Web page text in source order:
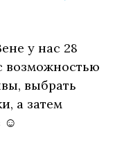
у нас 28
возможностью
выбрать
а затем
☺